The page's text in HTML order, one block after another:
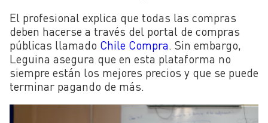
El profesional explica que todas las compras
deben hacerse a través del portal de compras
públicas llamado Chile Compra. Sin embargo,
Leguina asegura que en esta plataforma no
siempre están los mejores precios y que se puede
terminar pagando de más.